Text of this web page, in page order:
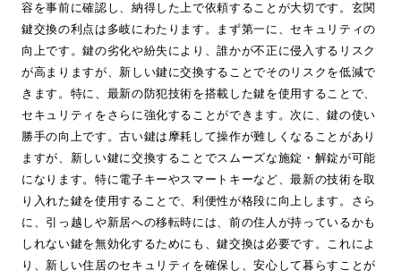
容を事前に確認し、納得した上で依頼することが大切です。玄関
鍵交換の利点は多岐にわたります。まず第一に、セキュリティの
向上です。鍵の劣化や紛失により、誰かが不正に侵入するリスク
が高まりますが、新しい鍵に交換することでそのリスクを低減で
きます。特に、最新の防犯技術を搭載した鍵を使用することで、
セキュリティをさらに強化することができます。次に、鍵の使い
勝手の向上です。古い鍵は摩耗して操作が難しくなることがあり
ますが、新しい鍵に交換することでスムーズな施錠・解錠が可能
になります。特に電子キーやスマートキーなど、最新の技術を取
り入れた鍵を使用することで、利便性が格段に向上します。さら
に、引っ越しや新居への移転時には、前の住人が持っているかも
しれない鍵を無効化するためにも、鍵交換は必要です。これによ
り、新しい住居のセキュリティを確保し、安心して暮らすことが